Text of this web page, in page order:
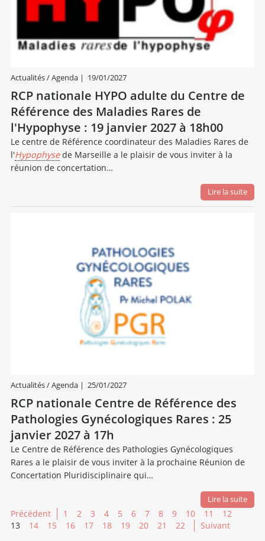
Actualités / Agenda| 19/01/2027
RCP nationale HYPO adulte du Centre de
Référence des Maladies Rares de
l'Hypophyse : 19 janvier 2027 à 18h00
Le centre de Référence coordinateur des Maladies Rares de
l'Hypophysede Marseille a le plaisir de vous inviter à la
réunion de concertation…
Lire la suite
Actualités / Agenda| 25/01/2027
RCP nationale Centre de Référence des
Pathologies Gynécologiques Rares : 25
janvier 2027 à 17h
Le Centre de Référence des Pathologies Gynécologiques
Rares a le plaisir de vous inviter à la prochaine Réunion de
Concertation Pluridisciplinaire qui…
Lire la suite
Précédent 1 2 3 4 5 6 7 8 9 10 11
12
13
14 15 16 17 18 19 20 21 22 Suivant